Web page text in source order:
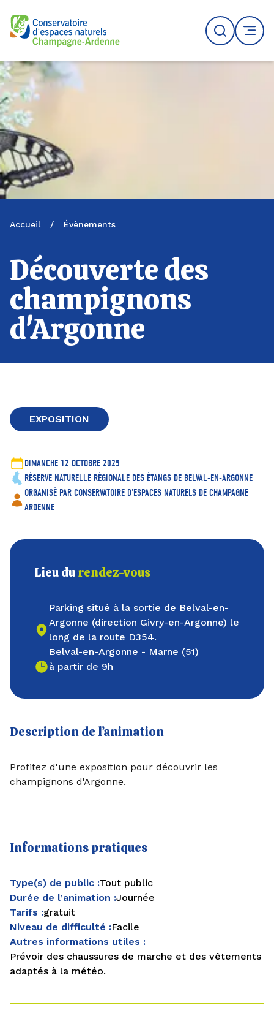
Logo du CENCA
Recherche
MENU
Accueil / Évènements
Découverte des
champignons
d'Argonne
EXPOSITION
DIMANCHE 12 OCTOBRE 2025
RÉSERVE NATURELLE RÉGIONALE DES ÉTANGS DE BELVAL-EN-ARGONNE
ORGANISÉ PAR CONSERVATOIRE D'ESPACES NATURELS DE CHAMPAGNE-
ARDENNE
Lieu durendez-vous
Parking situé à la sortie de Belval-en-
Argonne (direction Givry-en-Argonne) le
long de la route D354.
Belval-en-Argonne - Marne (51)
à partir de 9h
Description de l’animation
Profitez d'une exposition pour découvrir les
champignons d'Argonne.
Informations pratiques
Type(s) de public :Tout public
Durée de l’animation :Journée
Tarifs :gratuit
Niveau de difficulté :Facile
Autres informations utiles :
Prévoir des chaussures de marche et des vêtements
adaptés à la météo.